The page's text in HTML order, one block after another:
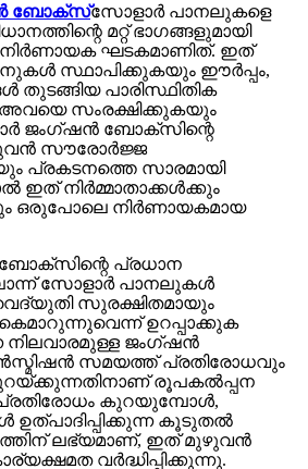
ബോക്സ്സോളാർ പാനലുകളെ
മറ്റ് ഭാഗങ്ങളുമായി
നിർണായക ഘടകമാണിത്. ഇത്
സ്ഥാപിക്കുകയും ഈർപ്പം,
തുടങ്ങിയ പാരിസ്ഥിതിക
അവയെ സംരക്ഷിക്കുകയും
ജംഗ്ഷൻ ബോക്സിന്റെ
സൗരോർജ്ജ
പ്രകടനത്തെ സാരമായി
ഇത് നിർമ്മാതാക്കൾക്കും
ഒരുപോലെ നിർണായകമായ
പ്രധാന
സോളാർ പാനലുകൾ
വൈദ്യുതി സുരക്ഷിതമായും
ഉറപ്പാക്കുക
നിലവാരമുള്ള ജംഗ്ഷൻ
സമയത്ത് പ്രതിരോധവും
രൂപകൽപ്പന
പ്രതിരോധം കുറയുമ്പോൾ,
കൂടുതൽ
ലഭ്യമാണ്, ഇത് മുഴുവൻ
വർദ്ധിപ്പിക്കുന്നു.